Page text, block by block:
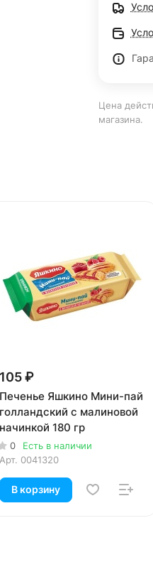
Цена
магазина.
105 ₽
Печенье Яшкино Мини-пай
голландский с малиновой
начинкой 180 гр
0
Есть в наличии
Арт. 0041320
В корзину